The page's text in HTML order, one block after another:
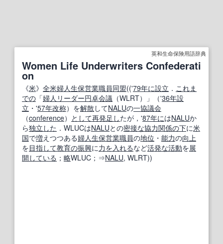
英和生命保険用語辞典
Women Life Underwriters Confederati
on
《米》 全米婦人生保営業職員同盟(('79年に設立 ． これま
での 「婦人 リーダー円卓会議 （WLRT）」（'36年設
立 ・'57年改称）を解散 してNALUの一協議会
（conference） として再発足したが，'87年にはNALUか
ら独立した ．WLUCはNALUとの密接な協力関係の下に米
国で増えつつある婦人生保営業職員の地位 ・ 能力の向上
を目指して教育の振興に力を入れるなど活発な活動を展
開 している ； 略WLUC；⇒NALU, WLRT))